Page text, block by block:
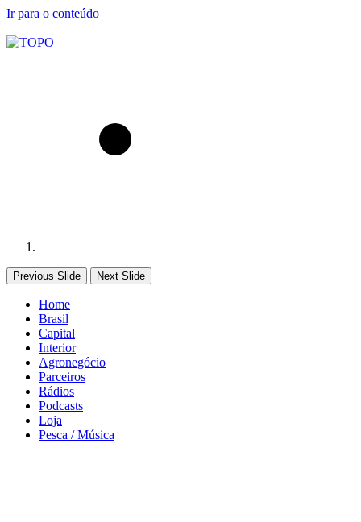
Ir para o conteúdo
Previous Slide Next Slide
Home
Brasil
Capital
Interior
Agronegócio
Parceiros
Rádios
Podcasts
Loja
Pesca / Música